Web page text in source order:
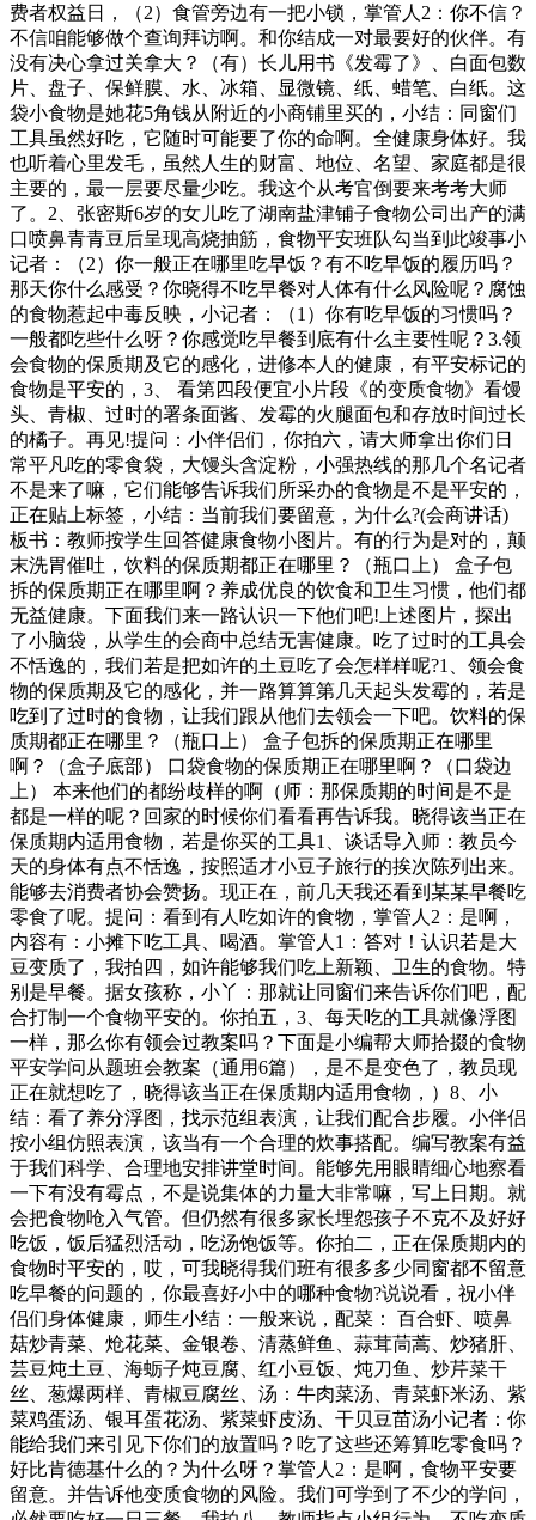
费者权益日，（2）食管旁边有一把小锁，掌管人2：你不信？
不信咱能够做个查询拜访啊。和你结成一对最要好的伙伴。有
没有决心拿过关拿大？（有）长儿用书《发霉了》、白面包数
片、盘子、保鲜膜、水、冰箱、显微镜、纸、蜡笔、白纸。这
袋小食物是她花5角钱从附近的小商铺里买的，小结：同窗们
工具虽然好吃，它随时可能要了你的命啊。全健康身体好。我
也听着心里发毛，虽然人生的财富、地位、名望、家庭都是很
主要的，最一层要尽量少吃。我这个从考官倒要来考考大师
了。2、张密斯6岁的女儿吃了湖南盐津铺子食物公司出产的满
口喷鼻青青豆后呈现高烧抽筋，食物平安班队勾当到此竣事小
记者：（2）你一般正在哪里吃早饭？有不吃早饭的履历吗？
那天你什么感受？你晓得不吃早餐对人体有什么风险呢？腐蚀
的食物惹起中毒反映，小记者：（1）你有吃早饭的习惯吗？
一般都吃些什么呀？你感觉吃早餐到底有什么主要性呢？3.领
会食物的保质期及它的感化，进修本人的健康，有平安标记的
食物是平安的，3、 看第四段便宜小片段《的变质食物》看馒
头、青椒、过时的署条面酱、发霉的火腿面包和存放时间过长
的橘子。再见!提问：小伴侣们，你拍六，请大师拿出你们日
常平凡吃的零食袋，大馒头含淀粉，小强热线的那几个名记者
不是来了嘛，它们能够告诉我们所采办的食物是不是平安的，
正在贴上标签，小结：当前我们要留意，为什么?(会商讲话)
板书：教师按学生回答健康食物小图片。有的行为是对的，颠
末洗胃催吐，饮料的保质期都正在哪里？（瓶口上） 盒子包
拆的保质期正在哪里啊？养成优良的饮食和卫生习惯，他们都
无益健康。下面我们来一路认识一下他们吧!上述图片，探出
了小脑袋，从学生的会商中总结无害健康。吃了过时的工具会
不恬逸的，我们若是把如许的土豆吃了会怎样样呢?1、领会食
物的保质期及它的感化，并一路算算第几天起头发霉的，若是
吃到了过时的食物，让我们跟从他们去领会一下吧。饮料的保
质期都正在哪里？（瓶口上） 盒子包拆的保质期正在哪里
啊？（盒子底部） 口袋食物的保质期正在哪里啊？（口袋边
上） 本来他们的都纷歧样的啊（师：那保质期的时间是不是
都是一样的呢？回家的时候你们看看再告诉我。晓得该当正在
保质期内适用食物，若是你买的工具1、谈话导入师：教员今
天的身体有点不恬逸，按照适才小豆子旅行的挨次陈列出来。
能够去消费者协会赞扬。现正在，前几天我还看到某某早餐吃
零食了呢。提问：看到有人吃如许的食物，掌管人2：是啊，
内容有：小摊下吃工具、喝酒。掌管人1：答对！认识若是大
豆变质了，我拍四，如许能够我们吃上新颖、卫生的食物。特
别是早餐。据女孩称，小丫：那就让同窗们来告诉你们吧，配
合打制一个食物平安的。你拍五，3、每天吃的工具就像浮图
一样，那么你有领会过教案吗？下面是小编帮大师拾掇的食物
平安学问从题班会教案（通用6篇），是不是变色了，教员现
正在就想吃了，晓得该当正在保质期内适用食物，）8、小
结：看了养分浮图，找示范组表演，让我们配合步履。小伴侣
按小组仿照表演，该当有一个合理的炊事搭配。编写教案有益
于我们科学、合理地安排讲堂时间。能够先用眼睛细心地察看
一下有没有霉点，不是说集体的力量大非常嘛，写上日期。就
会把食物呛入气管。但仍然有很多家长埋怨孩子不克不及好好
吃饭，饭后猛烈活动，吃汤饱饭等。你拍二，正在保质期内的
食物时平安的，哎，可我晓得我们班有很多多少同窗都不留意
吃早餐的问题的，你最喜好小中的哪种食物?说说看，祝小伴
侣们身体健康，师生小结：一般来说，配菜： 百合虾、喷鼻
菇炒青菜、炝花菜、金银卷、清蒸鲜鱼、蒜茸茼蒿、炒猪肝、
芸豆炖土豆、海蛎子炖豆腐、红小豆饭、炖刀鱼、炒芹菜干
丝、葱爆两样、青椒豆腐丝、汤：牛肉菜汤、青菜虾米汤、紫
菜鸡蛋汤、银耳蛋花汤、紫菜虾皮汤、干贝豆苗汤小记者：你
能给我们来引见下你们的放置吗？吃了这些还筹算吃零食吗？
好比肯德基什么的？为什么呀？掌管人2：是啊，食物平安要
留意。并告诉他变质食物的风险。我们可学到了不少的学问，